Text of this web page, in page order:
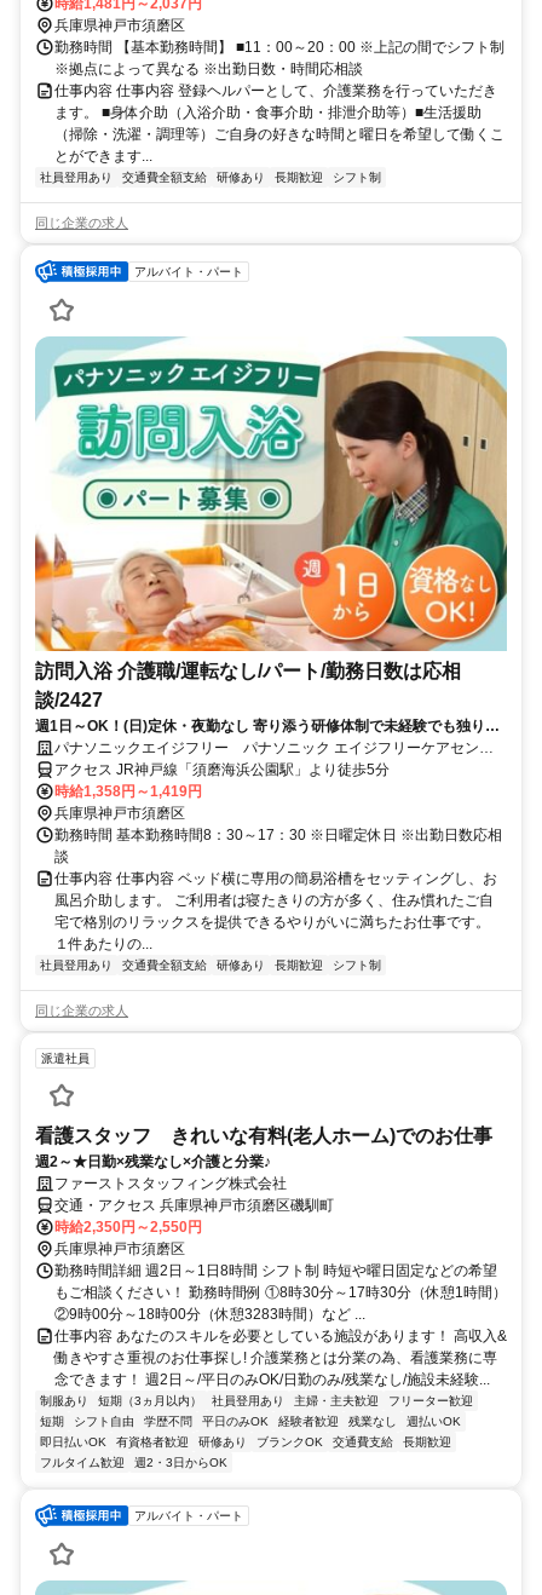
時給1,481円～2,037円
兵庫県神戸市須磨区
勤務時間 【基本勤務時間】 ■11：00～20：00 ※上記の間でシフト制
※拠点によって異なる ※出勤日数・時間応相談
仕事内容 仕事内容 登録ヘルパーとして、介護業務を行っていただき
ます。 ■身体介助（入浴介助・食事介助・排泄介助等）■生活援助
（掃除・洗濯・調理等）ご自身の好きな時間と曜日を希望して働くこ
とができます...
社員登用あり 交通費全額支給 研修あり 長期歓迎 シフト制
同じ企業の求人
アルバイト・パート
訪問入浴 介護職/運転なし/パート/勤務日数は応相
談/2427
週1日～OK！(日)定休・夜勤なし 寄り添う研修体制で未経験でも独り立
ちまで安心サポート～30代～50代が活躍中 子育て・親の介護などに理
解のある職場です！～
パナソニックエイジフリー パナソニック エイジフリーケアセンタ
ー神戸・訪問入浴
アクセス JR神戸線「須磨海浜公園駅」より徒歩5分
時給1,358円～1,419円
兵庫県神戸市須磨区
勤務時間 基本勤務時間8：30～17：30 ※日曜定休日 ※出勤日数応相
談
仕事内容 仕事内容 ベッド横に専用の簡易浴槽をセッティングし、お
風呂介助します。 ご利用者は寝たきりの方が多く、住み慣れたご自
宅で格別のリラックスを提供できるやりがいに満ちたお仕事です。
１件あたりの...
社員登用あり 交通費全額支給 研修あり 長期歓迎 シフト制
同じ企業の求人
派遣社員
看護スタッフ きれいな有料(老人ホーム)でのお仕事
週2～★日勤×残業なし×介護と分業♪
ファーストスタッフィング株式会社
交通・アクセス 兵庫県神戸市須磨区磯馴町
時給2,350円～2,550円
兵庫県神戸市須磨区
勤務時間詳細 週2日～1日8時間 シフト制 時短や曜日固定などの希望
もご相談ください！ 勤務時間例 ①8時30分～17時30分（休憩1時間）
②9時00分～18時00分（休憩3283時間）など ...
仕事内容 あなたのスキルを必要としている施設があります！ 高収入&
働きやすさ重視のお仕事探し! 介護業務とは分業の為、看護業務に専
念できます！ 週2日～/平日のみOK/日勤のみ/残業なし/施設未経験...
制服あり 短期（3ヵ月以内） 社員登用あり 主婦・主夫歓迎
フリーター歓迎
短期
シフト自由 学歴不問 平日のみOK 経験者歓迎 残業なし
週払いOK
即日払いOK
有資格者歓迎 研修あり ブランクOK 交通費支給
長期歓迎
フルタイム歓迎
週2・3日からOK
アルバイト・パート